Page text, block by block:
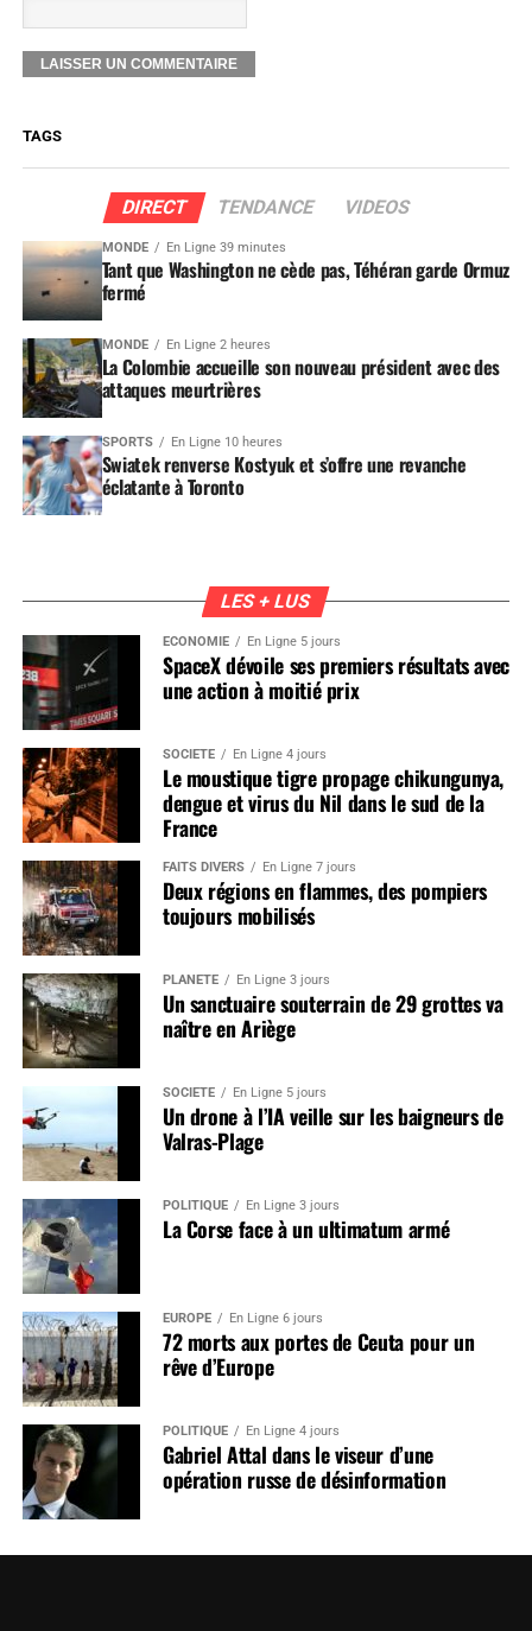
TAGS
DIRECT TENDANCE VIDEOS
MONDE En Ligne 39 minutes
Tant que Washington ne cède pas, Téhéran garde Ormuz
fermé
MONDE En Ligne 2 heures
La Colombie accueille son nouveau président avec des
attaques meurtrières
SPORTS En Ligne 10 heures
Swiatek renverse Kostyuk et s’offre une revanche
éclatante à Toronto
LES + LUS
ÉCONOMIE En Ligne 5 jours
SpaceX dévoile ses premiers résultats avec
une action à moitié prix
SOCIÉTÉ En Ligne 4 jours
Le moustique tigre propage chikungunya,
dengue et virus du Nil dans le sud de la
France
FAITS DIVERS En Ligne 7 jours
Deux régions en flammes, des pompiers
toujours mobilisés
PLANÈTE En Ligne 3 jours
Un sanctuaire souterrain de 29 grottes va
naître en Ariège
SOCIÉTÉ En Ligne 5 jours
Un drone à l’IA veille sur les baigneurs de
Valras-Plage
POLITIQUE En Ligne 3 jours
La Corse face à un ultimatum armé
EUROPE En Ligne 6 jours
72 morts aux portes de Ceuta pour un
rêve d’Europe
POLITIQUE En Ligne 4 jours
Gabriel Attal dans le viseur d’une
opération russe de désinformation